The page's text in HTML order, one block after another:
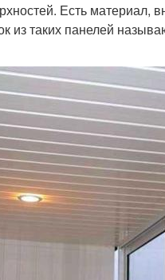
Есть материал,
из таких панелей